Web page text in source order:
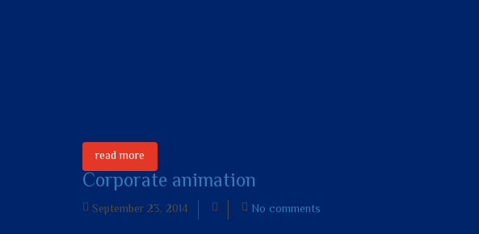
read more
Corporate animation
September 23, 2014 No comments